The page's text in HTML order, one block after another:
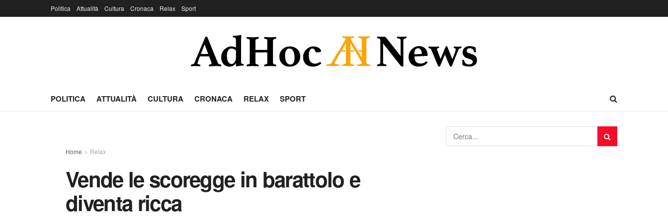
Politica Attualità Cultura Cronaca Relax Sport
POLITICA ATTUALITÀ CULTURA CRONACA RELAX SPORT
Home Relax
Vende le scoregge in barattolo e
diventa ricca